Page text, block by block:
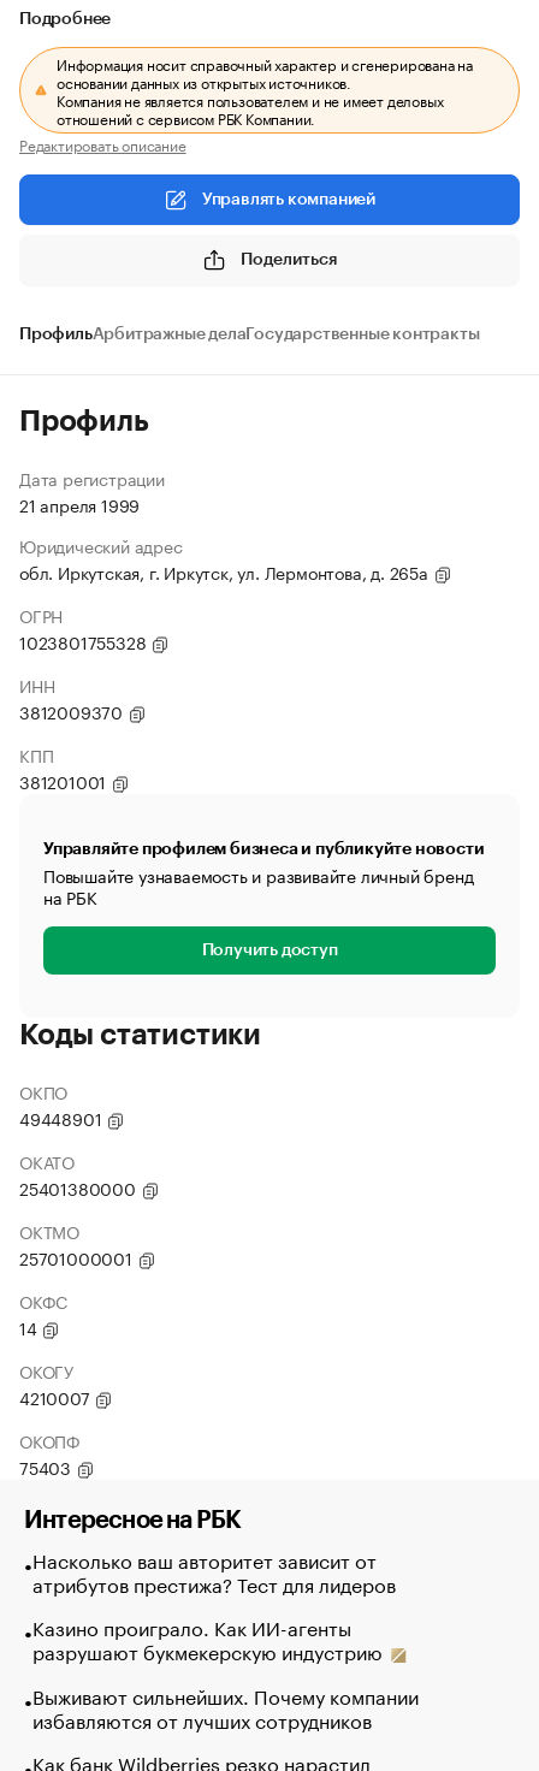
Подробнее
Информация носит справочный характер и сгенерирована на
основании данных из открытых источников.
Компания не является пользователем и не имеет деловых
отношений с сервисом РБК Компании.
Редактировать описание
Управлять компанией
Поделиться
ПрофильАрбитражные дела Государственные контракты
Профиль
Дата регистрации
21 апреля 1999
Юридический адрес
обл. Иркутская, г. Иркутск, ул. Лермонтова, д. 265а
ОГРН
1023801755328
ИНН
3812009370
КПП
381201001
Управляйте профилем бизнеса и публикуйте новости
Повышайте узнаваемость и развивайте личный бренд
на РБК
Получить доступ
Коды статистики
ОКПО
49448901
ОКАТО
25401380000
ОКТМО
25701000001
ОКФС
14
ОКОГУ
4210007
ОКОПФ
75403
Интересное на РБК
Насколько ваш авторитет зависит от
атрибутов престижа? Тест для лидеров
Казино проиграло. Как ИИ-агенты
разрушают букмекерскую индустрию
Выживают сильнейших. Почему компании
избавляются от лучших сотрудников
Как банк Wildberries резко нарастил